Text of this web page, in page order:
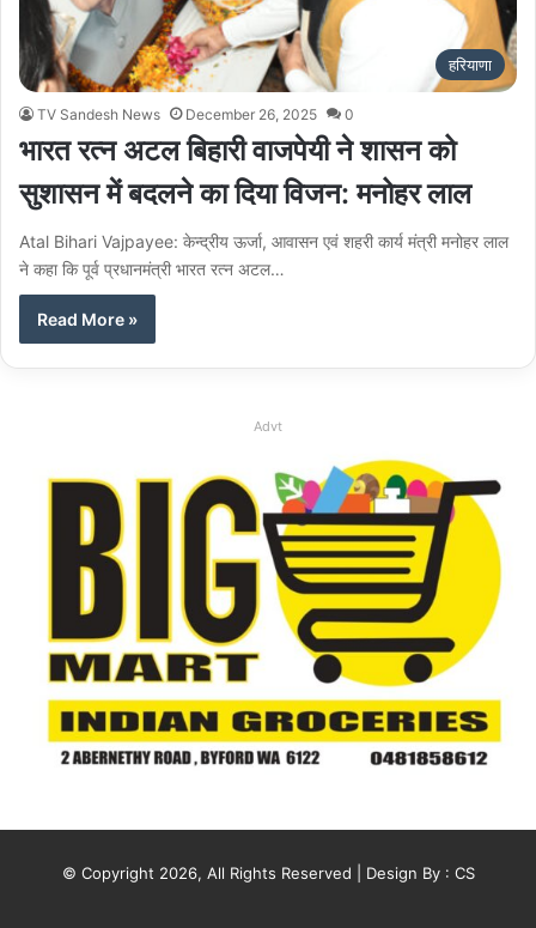
हरियाणा
TV Sandesh News December 26, 2025 0
भारत रत्न अटल बिहारी वाजपेयी ने शासन को
सुशासन में बदलने का दिया विजन: मनोहर लाल
Atal Bihari Vajpayee: केन्द्रीय ऊर्जा, आवासन एवं शहरी कार्य मंत्री मनोहर लाल
ने कहा कि पूर्व प्रधानमंत्री भारत रत्न अटल…
Read More »
Advt
© Copyright 2026, All Rights Reserved | Design By : CS